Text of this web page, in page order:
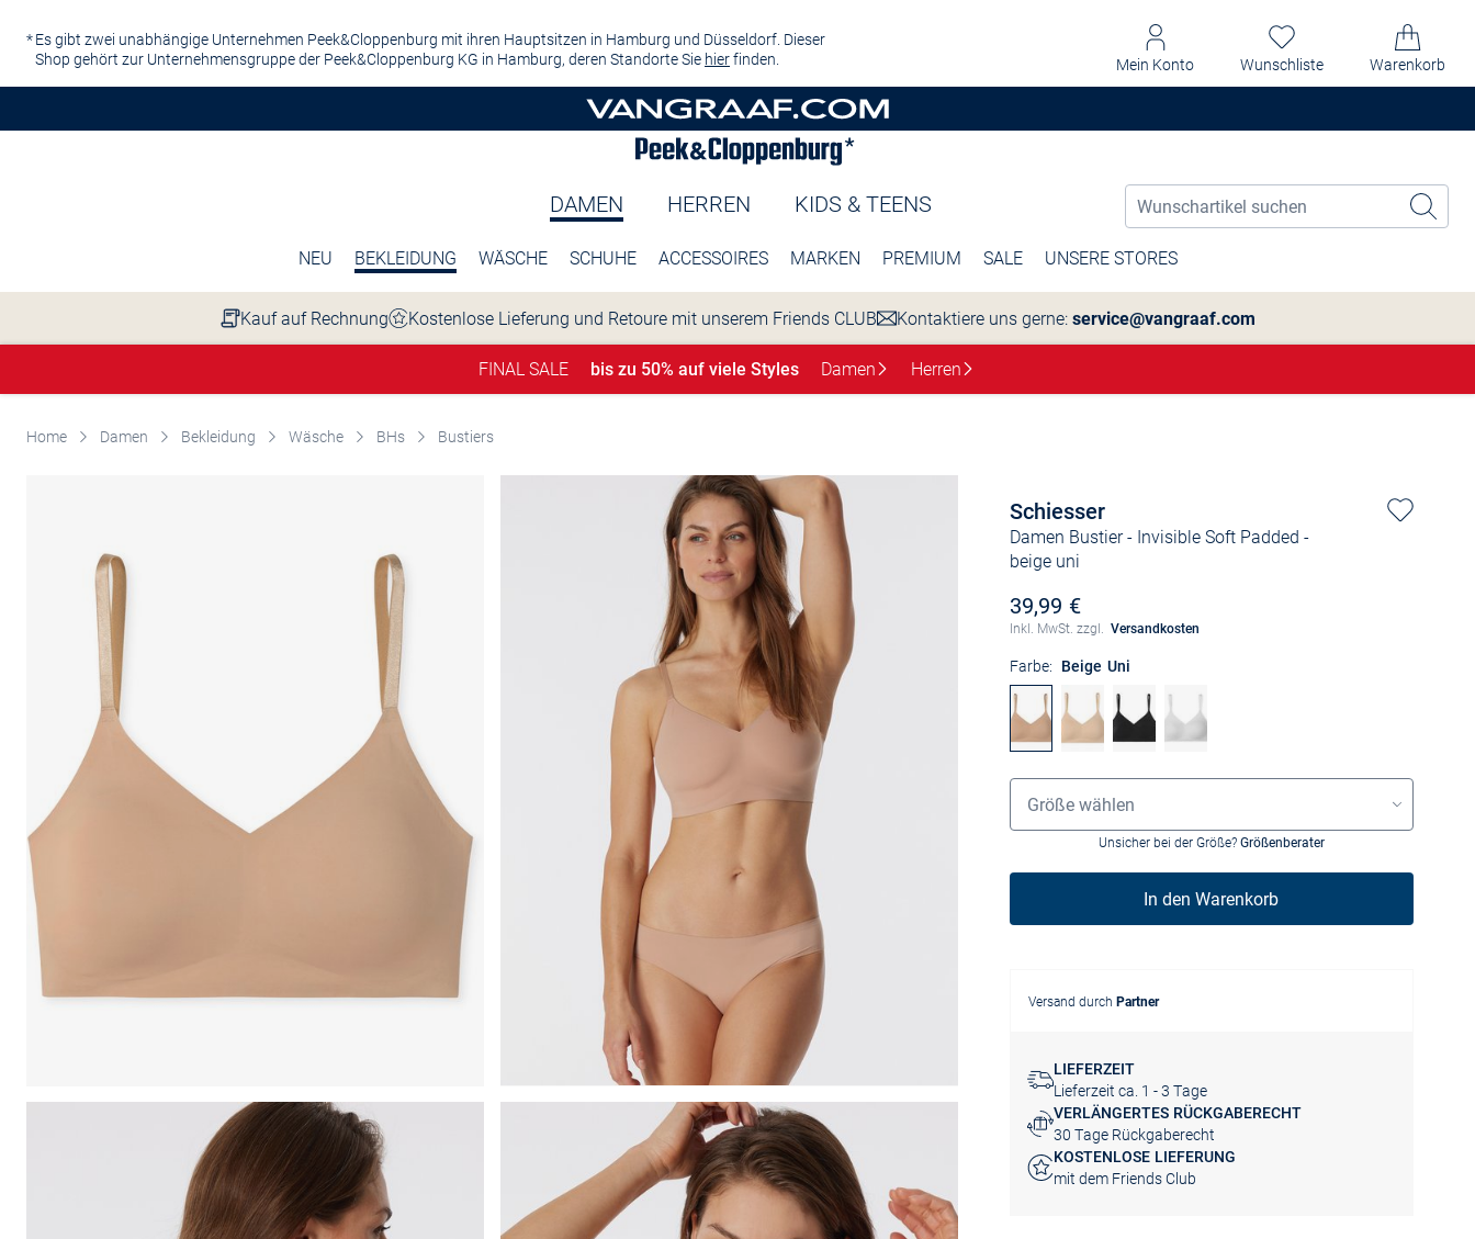
Es gibt zwei unabhängige Unternehmen Peek&Cloppenburg mit ihren Hauptsitzen in Hamburg und Düsseldorf. Dieser
Shop gehört zur Unternehmensgruppe der Peek&Cloppenburg KG in Hamburg, deren Standorte Sie hierfinden. Mein Konto Wunschliste Warenkorb
DAMEN HERREN KIDS & TEENS
NEU BEKLEIDUNG WÄSCHE SCHUHE ACCESSOIRES MARKEN PREMIUM SALE UNSERE STORES
Kauf auf Rechnung Kostenlose Lieferung und Retoure mit unserem Friends CLUB Kontaktiere uns gerne: service@vangraaf.com
FINAL SALE bis zu 50% auf viele Styles Damen Herren
Home Damen Bekleidung Wäsche BHs Bustiers
Schiesser
Damen Bustier - Invisible Soft Padded -
beige uni
39,99 €
Inkl. MwSt. zzgl. Versandkosten
Farbe: Beige Uni
Größenauswahl
Größe wählen
Unsicher bei der Größe? Größenberater
In den Warenkorb
Versand durch Partner
LIEFERZEIT
Lieferzeit ca. 1 - 3 Tage
VERLÄNGERTES RÜCKGABERECHT
30 Tage Rückgaberecht
KOSTENLOSE LIEFERUNG
mit dem Friends Club